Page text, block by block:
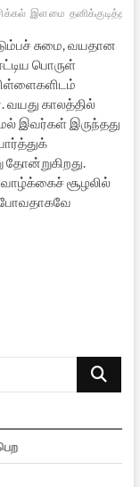
இளமை
சுமை, வயதான
பொருள்
வயது காலத்தில்
இவர்கள் இருந்தது
சூழலில்
போவதாகவே
Search